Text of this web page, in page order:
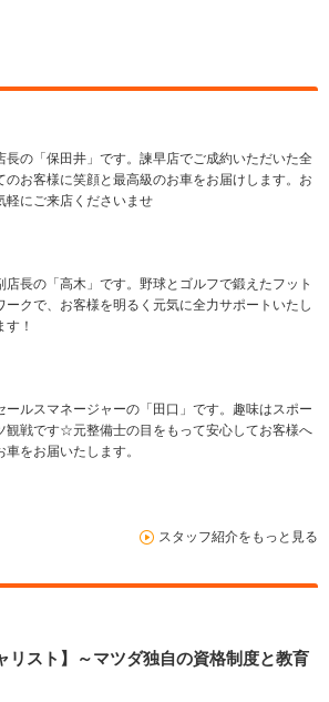
長の「保田井」です。諫早店でご成約いただいた全
のお客様に笑顔と最高級のお車をお届けします。お
軽にご来店くださいませ
店長の「高木」です。野球とゴルフで鍛えたフット
ークで、お客様を明るく元気に全力サポートいたし
す！
ールスマネージャーの「田口」です。趣味はスポー
観戦です☆元整備士の目をもって安心してお客様へ
車をお届いたします。
スタッフ紹介をもっと見る
リスト】～マツダ独自の資格制度と教育